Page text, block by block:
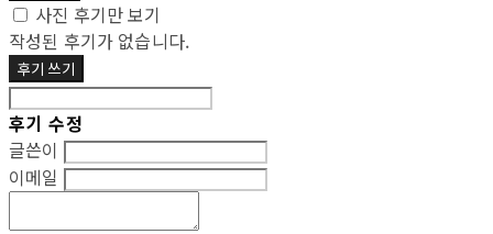
사진 후기만 보기
작성된 후기가 없습니다.
후기 쓰기
후기 수정
글쓴이
이메일